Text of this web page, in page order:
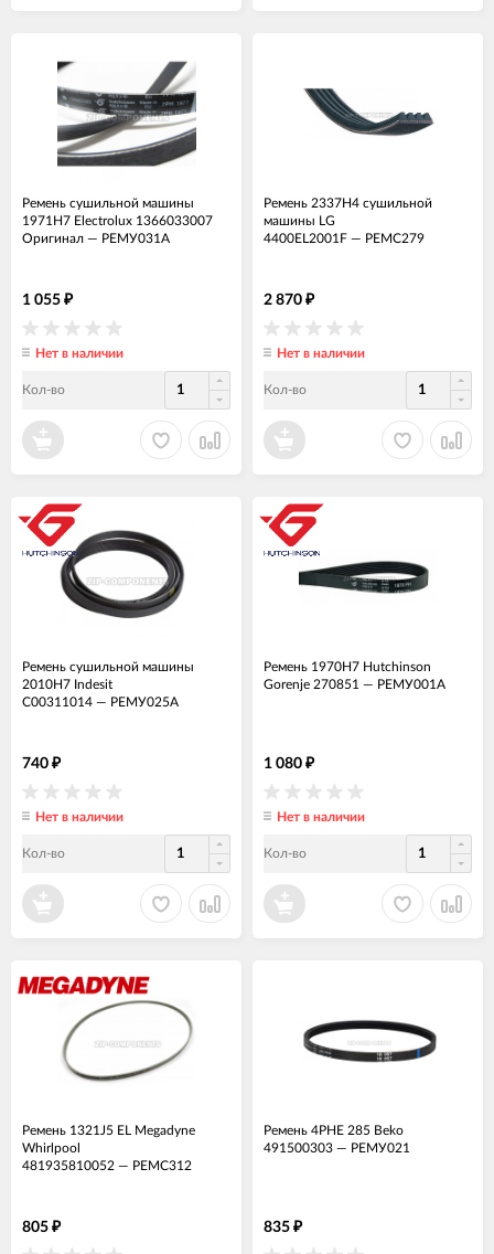
Ремень сушильной машины
1971H7 Electrolux 1366033007
Оригинал — РЕМУ031А
1 055 ₽
Нет в наличии
Кол-во
Ремень 2337H4 сушильной
машины LG
4400EL2001F — РЕМС279
2 870 ₽
Нет в наличии
Кол-во
Ремень сушильной машины
2010H7 Indesit
C00311014 — РЕМУ025А
740 ₽
Нет в наличии
Кол-во
Ремень 1970H7 Hutchinson
Gorenje 270851 — РЕМУ001А
1 080 ₽
Нет в наличии
Кол-во
Ремень 1321J5 EL Megadyne
Whirlpool
481935810052 — РЕМС312
805 ₽
Ремень 4PHE 285 Beko
491500303 — РЕМУ021
835 ₽